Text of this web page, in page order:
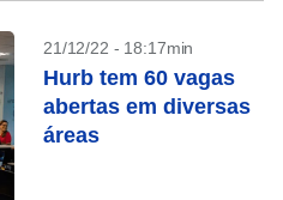
21/12/22 - 18:17min
Hurb tem 60 vagas
abertas em diversas
áreas